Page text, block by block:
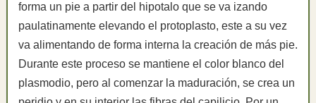
forma un pie a partir del hipotalo que se va izando
paulatinamente elevando el protoplasto, este a su vez
va alimentando de forma interna la creación de más pie.
Durante este proceso se mantiene el color blanco del
plasmodio, pero al comenzar la maduración, se crea un